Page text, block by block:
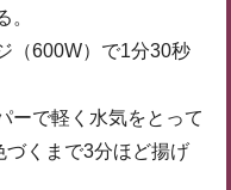
。
（600W）で1分30秒
ーで軽く水気をとって
くまで3分ほど揚げ